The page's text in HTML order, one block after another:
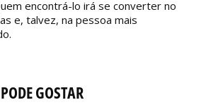
encontrá-lo irá se converter no
e, talvez, na pessoa mais
GOSTAR